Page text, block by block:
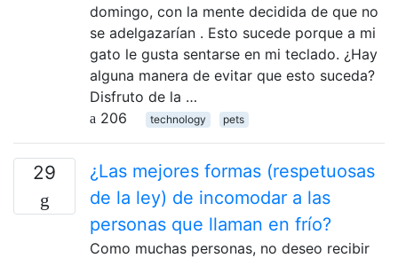
domingo, con la mente decidida de que no
se adelgazarían . Esto sucede porque a mi
gato le gusta sentarse en mi teclado. ¿Hay
alguna manera de evitar que esto suceda?
Disfruto de la …
206
technology pets
29
¿Las mejores formas (respetuosas
de la ley) de incomodar a las
personas que llaman en frío?
Como muchas personas, no deseo recibir